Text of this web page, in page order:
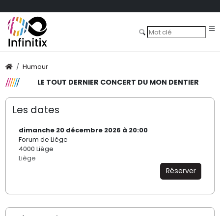
Humour
LE TOUT DERNIER CONCERT DU MON DENTIER
Les dates
dimanche 20 décembre 2026 à 20:00
Forum de Liège
4000 Liège
Liège
Réserver